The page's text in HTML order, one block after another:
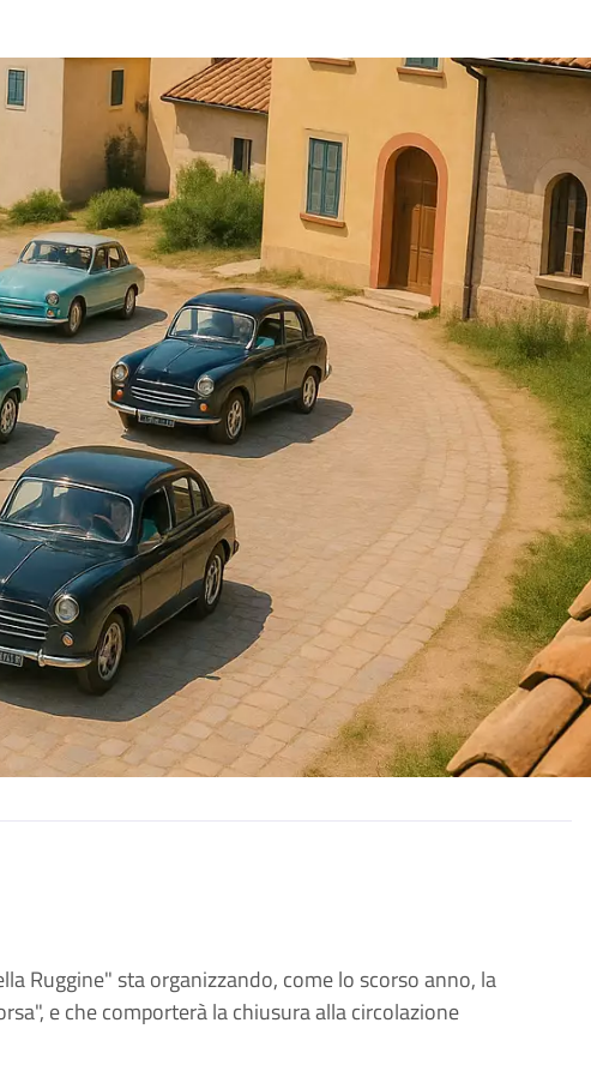
Ruggine" sta organizzando, come lo scorso anno, la
e che comporterà la chiusura alla circolazione